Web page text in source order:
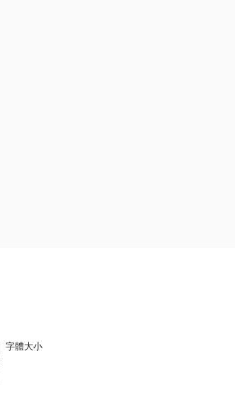
字體大小